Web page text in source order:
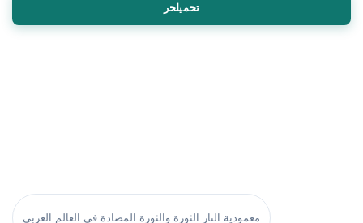
معمودية النار الثورة والثورة المضادة في العالم العربي
تحميلحر